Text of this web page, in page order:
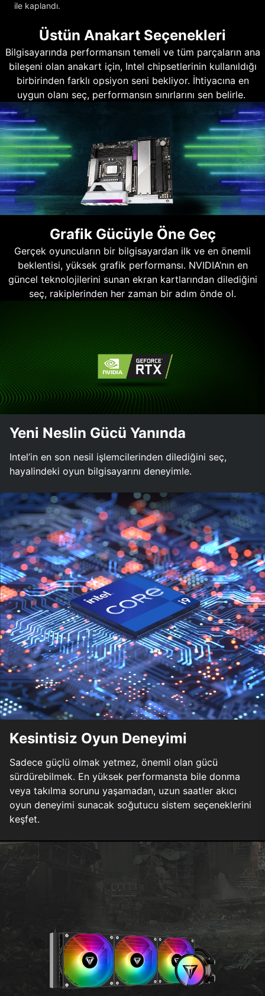
ile kaplandı.
Üstün Anakart Seçenekleri
Bilgisayarında performansın temeli ve tüm parçaların ana
bileşeni olan anakart için, Intel chipsetlerinin kullanıldığı
birbirinden farklı opsiyon seni bekliyor. İhtiyacına en
uygun olanı seç, performansın sınırlarını sen belirle.
Grafik Gücüyle Öne Geç
Gerçek oyuncuların bir bilgisayardan ilk ve en önemli
beklentisi, yüksek grafik performansı. NVIDIA’nın en
güncel teknolojilerini sunan ekran kartlarından dilediğini
seç, rakiplerinden her zaman bir adım önde ol.
Yeni Neslin Gücü Yanında
Intel’in en son nesil işlemcilerinden dilediğini seç,
hayalindeki oyun bilgisayarını deneyimle.
Kesintisiz Oyun Deneyimi
Sadece güçlü olmak yetmez, önemli olan gücü
sürdürebilmek. En yüksek performansta bile donma
veya takılma sorunu yaşamadan, uzun saatler akıcı
oyun deneyimi sunacak soğutucu sistem seçeneklerini
keşfet.